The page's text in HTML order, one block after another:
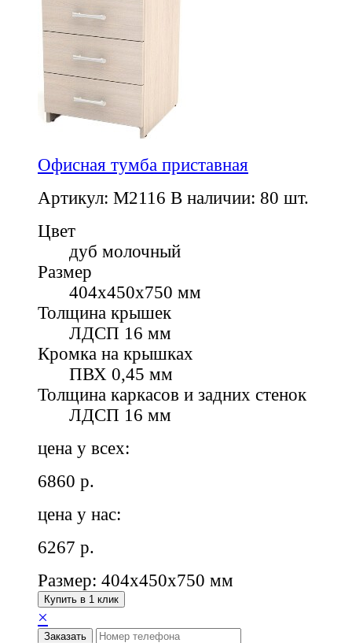
Офисная тумба приставная
Артикул: M2116 В наличии: 80 шт.
Цвет
дуб молочный
Размер
404х450х750 мм
Толщина крышек
ЛДСП 16 мм
Кромка на крышках
ПВХ 0,45 мм
Толщина каркасов и задних стенок
ЛДСП 16 мм
цена у всех:
6860 р.
цена у нас:
6267 р.
Размер: 404х450х750 мм
Купить в 1 клик
×
Заказать